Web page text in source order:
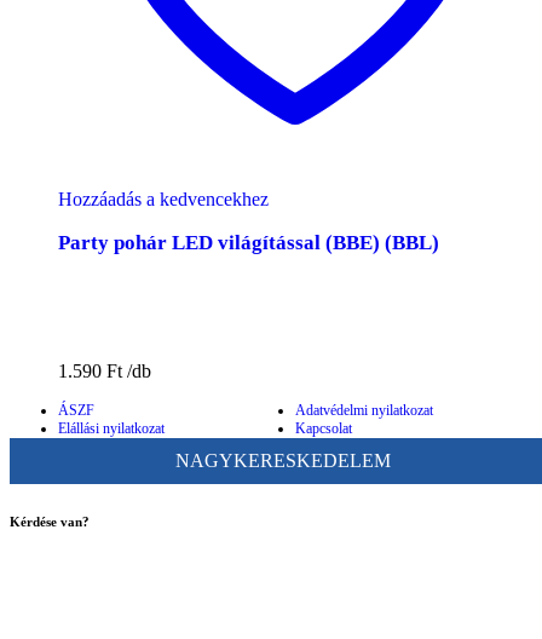
Hozzáadás a kedvencekhez
Party pohár LED világítással (BBE) (BBL)
1.590 Ft
ÁSZF
Adatvédelmi nyilatkozat
Elállási nyilatkozat
Kapcsolat
NAGYKERESKEDELEM
Kérdése van?